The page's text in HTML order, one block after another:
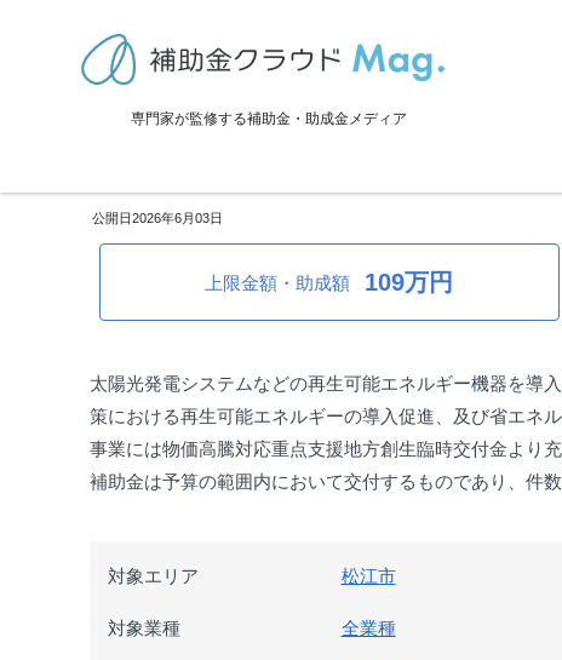
専門家が監修する補助金・助成金メディア
>補助金・助成金詳細
2026年6月03日
上限金額・助成額 109万円
太陽光発電システムなどの再生可能エネルギー機器を導
策における再生可能エネルギーの導入促進、及び省エネ
事業には物価高騰対応重点支援地方創生臨時交付金より充
補助金は予算の範囲内において交付するものであり、件数
対象エリア 松江市
対象業種 全業種